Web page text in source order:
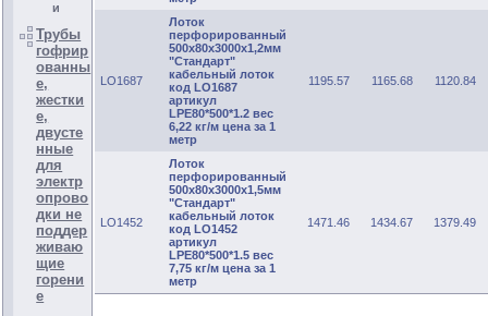
и
Трубы
гофрир
ованны
е,
жестки
е,
двусте
нные
для
электр
опрово
дки не
поддер
живаю
щие
горени
е
LO1687
Лоток
перфорированный
500х80х3000х1,2мм
"Стандарт"
кабельный лоток
код LO1687
артикул
LPE80*500*1.2 вес
6,22 кг/м цена за 1
метр
1195.57 1165.68 1120.84
LO1452
Лоток
перфорированный
500х80х3000х1,5мм
"Стандарт"
кабельный лоток
код LO1452
артикул
LPE80*500*1.5 вес
7,75 кг/м цена за 1
метр
1471.46 1434.67 1379.49